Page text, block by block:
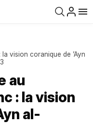
vision coranique de ’Ayn
au
: la vision
al-